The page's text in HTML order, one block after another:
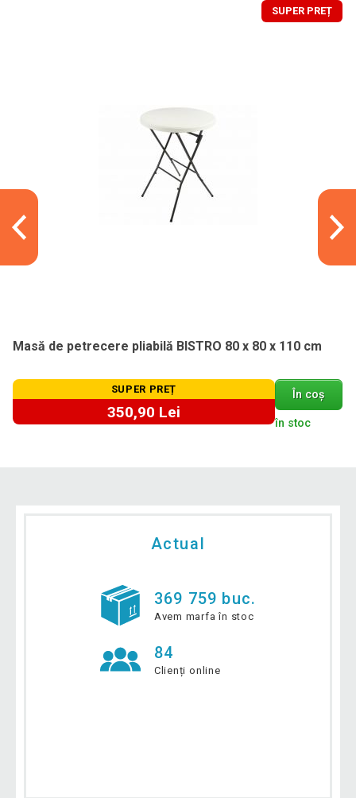
SUPER PREȚ
Masă de petrecere pliabilă BISTRO 80 x 80 x 110 cm
SUPER PREȚ
350,90 Lei
În coș
în stoc
Actual
369 759 buc.
Avem marfa în stoc
84
Clienți online